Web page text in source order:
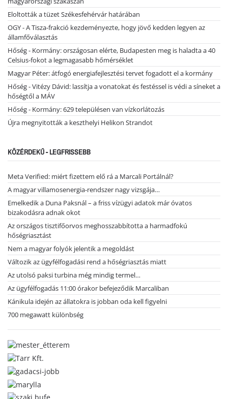
Eloltották a tüzet Székesfehérvár határában
OGY - A Tisza-frakció kezdeményezte, hogy jövő kedden legyen az
államfőválasztás
Hőség - Kormány: országosan elérte, Budapesten meg is haladta a 40
Celsius-fokot a legmagasabb hőmérséklet
Magyar Péter: átfogó energiafejlesztési tervet fogadott el a kormány
Hőség - Vitézy Dávid: lassítja a vonatokat és festéssel is védi a síneket a
hőségtől a MÁV
Hőség - Kormány: 629 településen van vízkorlátozás
Újra megnyitották a keszthelyi Helikon Strandot
KÖZÉRDEKŰ - LEGFRISSEBB
Meta Verified: miért fizettem elő rá a Marcali Portálnál?
A magyar villamosenergia-rendszer nagy vizsgája…
Emelkedik a Duna Paksnál – a friss vízügyi adatok már óvatos
bizakodásra adnak okot
Az országos tisztifőorvos meghosszabbította a harmadfokú
hőségriasztást
Nem a magyar folyók jelentik a megoldást
Változik az ügyfélfogadási rend a hőségriasztás miatt
Az utolsó paksi turbina még mindig termel…
Az ügyfélfogadás 11:00 órakor befejeződik Marcaliban
Kánikula idején az állatokra is jobban oda kell figyelni
700 megawatt különbség